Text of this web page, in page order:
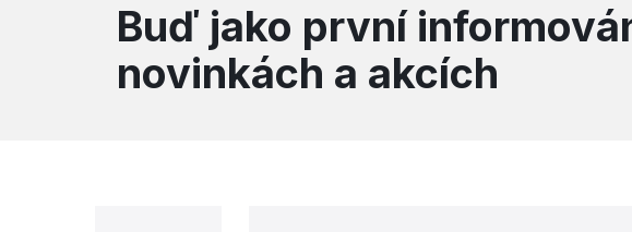
Buď jako první
novinkách a akcích